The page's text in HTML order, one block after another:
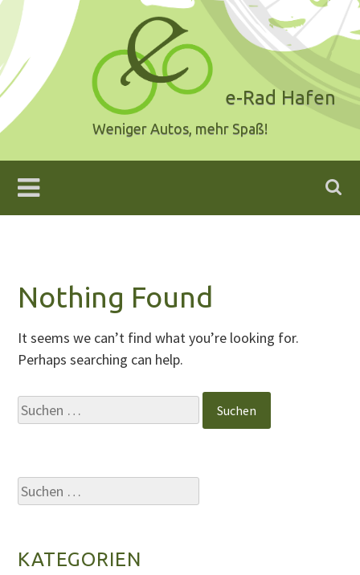
Skip
content
e-Rad Hafen
Weniger Autos, mehr Spaß!
Nothing Found
It seems we can’t find what you’re looking for.
Perhaps searching can help.
Suchen
nach:
Suchen
nach:
KATEGORIEN